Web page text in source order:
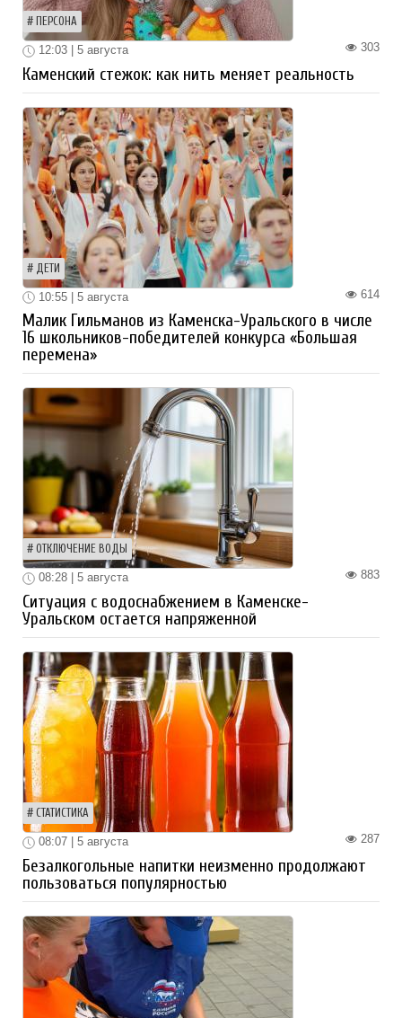
ПЕРСОНА
303
12:03 | 5 августа
Каменский стежок: как нить меняет реальность
ДЕТИ
614
10:55 | 5 августа
Малик Гильманов из Каменска-Уральского в числе
16 школьников-победителей конкурса «Большая
перемена»
ОТКЛЮЧЕНИЕ ВОДЫ
883
08:28 | 5 августа
Ситуация с водоснабжением в Каменске-
Уральском остается напряженной
СТАТИСТИКА
287
08:07 | 5 августа
Безалкогольные напитки неизменно продолжают
пользоваться популярностью